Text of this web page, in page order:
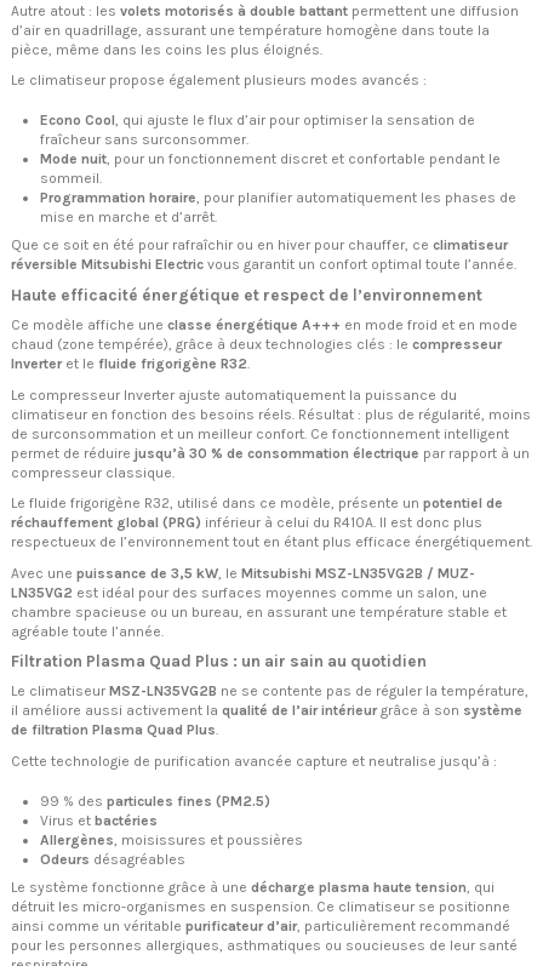
Autre atout : les volets motorisés à double battant permettent une diffusion
d’air en quadrillage, assurant une température homogène dans toute la
pièce, même dans les coins les plus éloignés.
Le climatiseur propose également plusieurs modes avancés :
Econo Cool, qui ajuste le flux d’air pour optimiser la sensation de
fraîcheur sans surconsommer.
Mode nuit, pour un fonctionnement discret et confortable pendant le
sommeil.
Programmation horaire, pour planifier automatiquement les phases de
mise en marche et d’arrêt.
Que ce soit en été pour rafraîchir ou en hiver pour chauffer, ce climatiseur
réversible Mitsubishi Electric vous garantit un confort optimal toute l’année.
Haute efficacité énergétique et respect de l’environnement
Ce modèle affiche une classe énergétique A+++ en mode froid et en mode
chaud (zone tempérée), grâce à deux technologies clés : le compresseur
Inverteret le fluide frigorigène R32.
Le compresseur Inverter ajuste automatiquement la puissance du
climatiseur en fonction des besoins réels. Résultat : plus de régularité, moins
de surconsommation et un meilleur confort. Ce fonctionnement intelligent
permet de réduire jusqu’à 30 % de consommation électrique par rapport à un
compresseur classique.
Le fluide frigorigène R32, utilisé dans ce modèle, présente un potentiel de
réchauffement global (PRG) inférieur à celui du R410A. Il est donc plus
respectueux de l’environnement tout en étant plus efficace énergétiquement.
Avec une puissance de 3,5 kW , le Mitsubishi MSZ-LN35VG2B / MUZ-
LN35VG2 est idéal pour des surfaces moyennes comme un salon, une
chambre spacieuse ou un bureau, en assurant une température stable et
agréable toute l’année.
Filtration Plasma Quad Plus : un air sain au quotidien
Le climatiseur MSZ-LN35VG2B ne se contente pas de réguler la température,
il améliore aussi activement la qualité de l’air intérieurgrâce à son système
de filtration Plasma Quad Plus.
Cette technologie de purification avancée capture et neutralise jusqu’à :
99 % des particules fines (PM2.5)
Virus et bactéries
Allergènes , moisissures et poussières
Odeurs désagréables
Le système fonctionne grâce à une décharge plasma haute tension, qui
détruit les micro-organismes en suspension. Ce climatiseur se positionne
ainsi comme un véritable purificateur d’air, particulièrement recommandé
pour les personnes allergiques, asthmatiques ou soucieuses de leur santé